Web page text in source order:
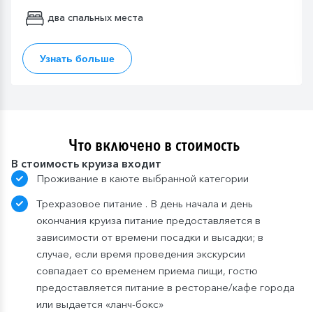
два спальных места
Узнать больше
Что включено в стоимость
В стоимость круиза входит
Проживание в каюте выбранной категории
Трехразовое питание . В день начала и день
окончания круиза питание предоставляется в
зависимости от времени посадки и высадки; в
случае, если время проведения экскурсии
совпадает со временем приема пищи, гостю
предоставляется питание в ресторане/кафе города
или выдается «ланч-бокс»